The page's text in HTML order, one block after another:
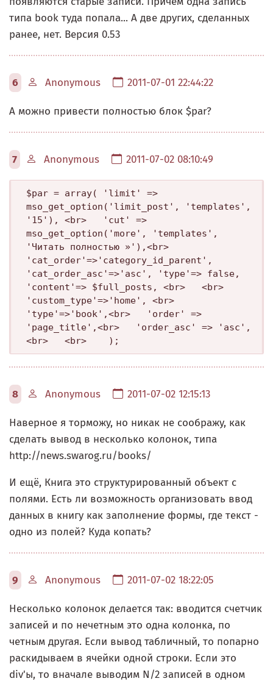
типа book туда попала... А две других, сделанных
ранее, нет. Версия 0.53
6 Anonymous 2011-07-01 22:44:22
А можно привести полностью блок $par?
7 Anonymous 2011-07-02 08:10:49
$par = array( 'limit' =>
mso_get_option('limit_post', 'templates',
'15'), <br>   'cut' =>
mso_get_option('more', 'templates',
'Читать полностью »'),<br>
'cat_order'=>'category_id_parent',
'cat_order_asc'=>'asc', 'type'=> false,
'content'=> $full_posts, <br>   <br>
'custom_type'=>'home', <br>
'type'=>'book',<br>   'order' =>
'page_title',<br>   'order_asc' => 'asc',
<br>   <br>    );
8 Anonymous 2011-07-02 12:15:13
Наверное я торможу, но никак не соображу, как
сделать вывод в несколько колонок, типа
http://news.swarog.ru/books/
И ещё, Книга это структурированный объект с
полями. Есть ли возможность организовать ввод
данных в книгу как заполнение формы, где текст -
одно из полей? Куда копать?
9 Anonymous 2011-07-02 18:22:05
Несколько колонок делается так: вводится счетчик
записей и по нечетным это одна колонка, по
четным другая. Если вывод табличный, то попарно
раскидываем в ячейки одной строки. Если это
div'ы, то вначале выводим N/2 записей в одном